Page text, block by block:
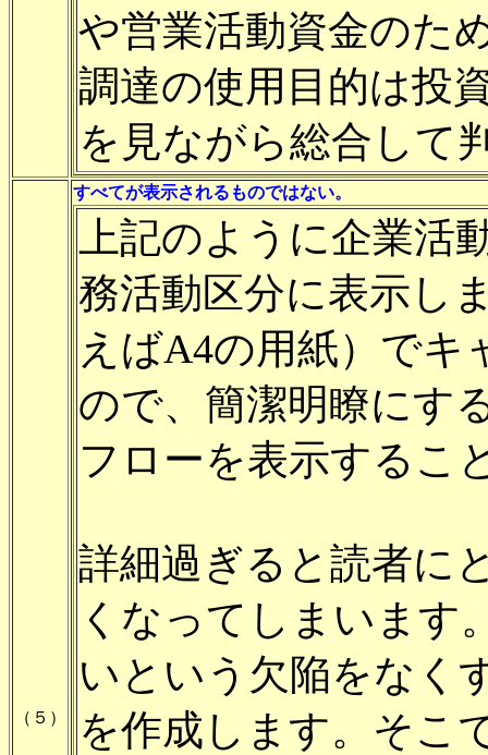
や営業活動資金のた
調達の使用目的は投
を見ながら総合して
（５）
すべてが表示されるものではない。
上記のように企業活
務活動区分に表示し
えばA4の用紙）でキ
ので、簡潔明瞭にす
フローを表示するこ
詳細過ぎると読者に
くなってしまいます
いという欠陥をなく
を作成します。そこ